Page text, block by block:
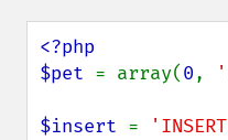
<?php
$pet = array(0,
$insert =